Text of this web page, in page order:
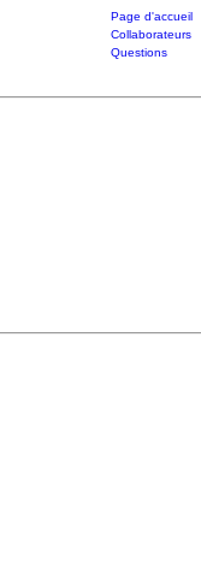
Page d'accueil
Collaborateurs
Questions